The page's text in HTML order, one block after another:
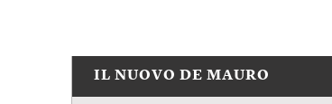
IL NUOVO DE MAURO